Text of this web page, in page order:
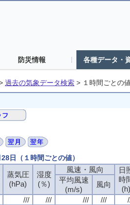
防災情報 各種データ・
過去の気象データ検索 > １時間ごとの
日（１時間ごとの値）
蒸気圧
(hPa)
湿度
(％)
風速・風向
日
時
(h)
平均風速
(m/s)
風向
/// /// /// ///
蒸気圧
(hPa)
湿度
(％)
風速・風向
日
時
(h)
平均風速
(m/s)
風向
/// /// /// ///
蒸気圧
(hPa)
湿度
(％)
風速・風向
日
時
(h)
平均風速
(m/s)
風向
/// /// /// ///
蒸気圧
(hPa)
湿度
(％)
風速・風向
日
時
(h)
平均風速
(m/s)
風向
/// /// /// ///